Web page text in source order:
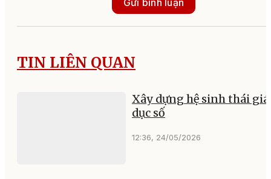
TIN LIÊN QUAN
Xây dựng hệ sinh thái
dục số
12:36, 24/05/2026